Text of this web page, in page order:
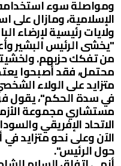
ومواصلة سوء
الإسلامية، ومازال على
ولايات رئيسية لإرضاء
"يخشى الرئيس البشير
من تفكك حزبهم.
محتمل، فقد أصبحوا
متزايد على الولاء
في سدة الحكم"، يقول
مستشاري مجموعة
الاتحاد الإفريقي
الآن وعلى نحو متزايد
حول الرئيس".